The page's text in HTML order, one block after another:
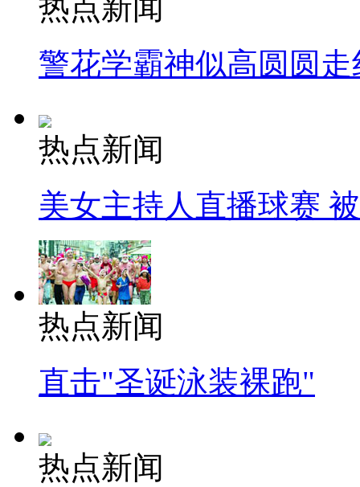
热点新闻
警花学霸神似高圆圆走
热点新闻
美女主持人直播球赛
热点新闻
直击"圣诞泳装裸跑"
热点新闻